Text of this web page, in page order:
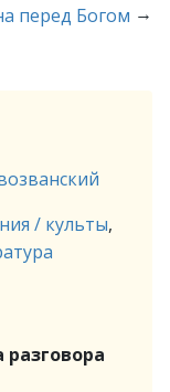
перед Богом →
/ культы,